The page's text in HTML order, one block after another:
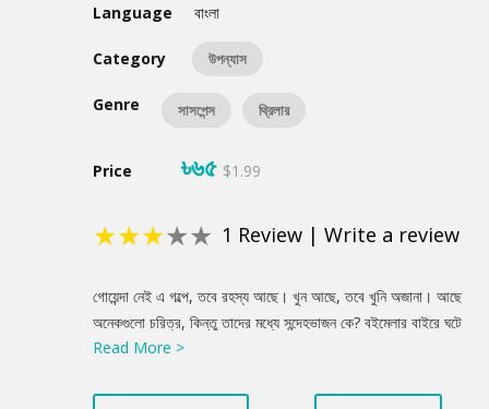
Language
বাংলা
Category উপন্যাস
Genre সাসপেন্স থ্রিলার
Price ৳৬৫ $1.99
★★★★★ 1 Review | Write a review
Product
Summery
গোয়েন্দা নেই এ গল্পে, তবে রহস্য আছে। খুন আছে, তবে খুনি অজানা। আছে
অনেকগুলো চরিত্র, কিন্তু তাদের মধ্যে সন্দেহভাজন কে? বইমেলার বাইরে ঘটে
গেলো নিষ্ঠুর হত্যাকাণ্ড। জনপ্রিয় লেখকের মৃত্যুতে কেঁপে উঠলো সারাদেশ।
না। নিজের অজান্তেই এই রহস্যে জড়িয়ে যায় আরেক তরুণ লেখক।
Read More >